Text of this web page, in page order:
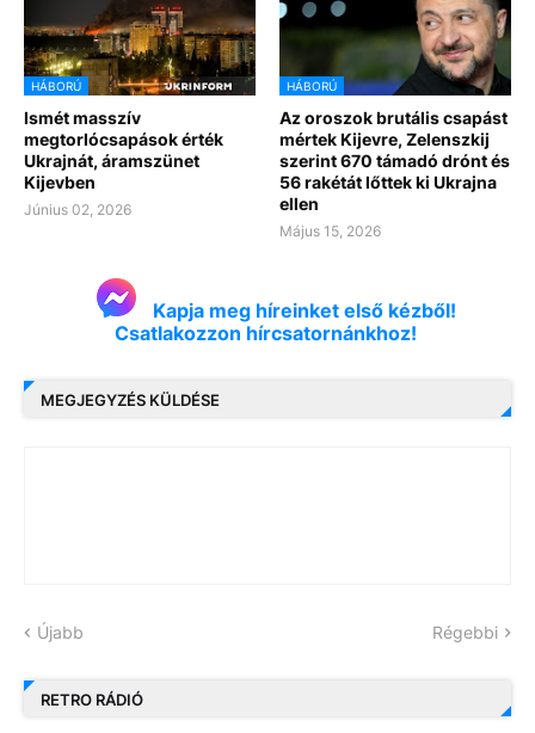
HÁBORÚ
Ismét masszív
megtorlócsapások érték
Ukrajnát, áramszünet
Kijevben
Június 02, 2026
HÁBORÚ
Az oroszok brutális csapást
mértek Kijevre, Zelenszkij
szerint 670 támadó drónt és
56 rakétát lőttek ki Ukrajna
ellen
Május 15, 2026
Kapja meg híreinket első kézből!
Csatlakozzon hírcsatornánkhoz!
MEGJEGYZÉS KÜLDÉSE
Újabb Régebbi
RETRO RÁDIÓ